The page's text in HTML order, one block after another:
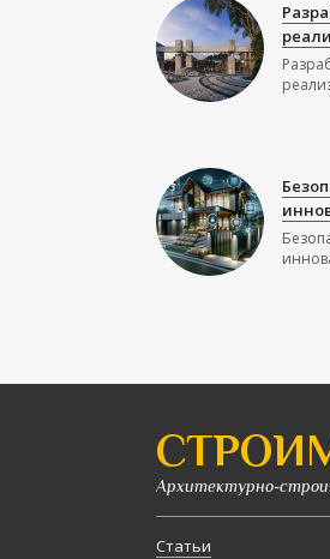
Архитектурно-
Статьи